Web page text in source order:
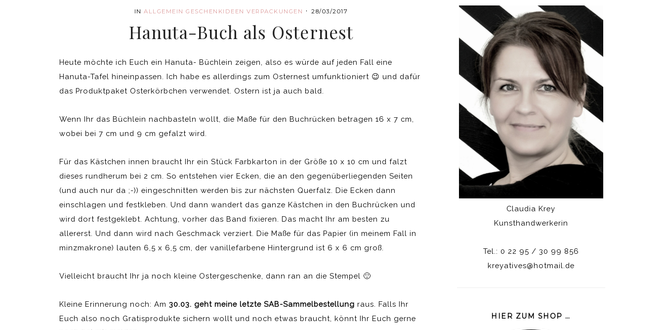
INALLGEMEIN GESCHENKIDEEN VERPACKUNGEN ·28/03/2017
Hanuta-Buch als Osternest
Heute möchte ich Euch ein Hanuta- Büchlein zeigen, also es würde auf jeden Fall eine
Hanuta-Tafel hineinpassen. Ich habe es allerdings zum Osternest umfunktioniert 😉 und dafür
das Produktpaket Osterkörbchen verwendet. Ostern ist ja auch bald.
Wenn Ihr das Büchlein nachbasteln wollt, die Maße für den Buchrücken betragen 16 x 7 cm,
wobei bei 7 cm und 9 cm gefalzt wird.
Für das Kästchen innen braucht Ihr ein Stück Farbkarton in der Größe 10 x 10 cm und falzt
dieses rundherum bei 2 cm. So entstehen vier Ecken, die an den gegenüberliegenden Seiten
(und auch nur da ;-)) eingeschnitten werden bis zur nächsten Querfalz. Die Ecken dann
einschlagen und festkleben. Und dann wandert das ganze Kästchen in den Buchrücken und
wird dort festgeklebt. Achtung, vorher das Band fixieren. Das macht Ihr am besten zu
allererst. Und dann wird nach Geschmack verziert. Die Maße für das Papier (in meinem Fall in
minzmakrone) lauten 6,5 x 6,5 cm, der vanillefarbene Hintergrund ist 6 x 6 cm groß.
Vielleicht braucht Ihr ja noch kleine Ostergeschenke, dann ran an die Stempel 🙂
Kleine Erinnerung noch: Am 30.03. geht meine letzte SAB-Sammelbestellung raus. Falls Ihr
Euch also noch Gratisprodukte sichern wollt und noch etwas braucht, könnt Ihr Euch gerne
Claudia Krey
Kunsthandwerkerin
Tel.: 0 22 95 / 30 99 856
kreyatives@hotmail.de
HIER ZUM SHOP …